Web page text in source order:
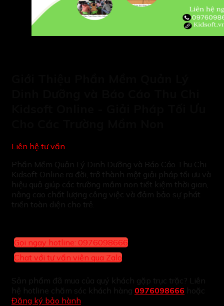
Liên hệ tư vấn
Phần Mềm Quản Lý Dinh Dưỡng và Báo Cáo Thu Chi
Kidsoft Online ra đời, trở thành một giải pháp tối ưu và
hiệu quả giúp các trường mầm non tiết kiệm thời gian,
nâng cao chất lượng công việc và đảm bảo sự phát
triển toàn diện cho trẻ.
Gọi ngay hotline: 0976098666
Chat với tư vấn viên qua Zalo
Sản phẩm đã mua của quý khách gặp trục trặc? Liên
hệ hotline chăm sóc khách hàng 0976098666 hoặc
Đăng ký bảo hành